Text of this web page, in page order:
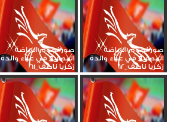
صور نجوم الرياضة
المصرية في عزاء والدة
زكريا ناصف_62
صور نجوم الرياضة
المصرية في عزاء والدة
زكريا ناصف_61